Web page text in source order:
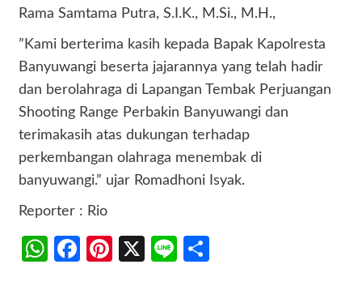
Rama Samtama Putra, S.I.K., M.Si., M.H.,
​”Kami berterima kasih kepada Bapak Kapolresta
Banyuwangi beserta jajarannya yang telah hadir
dan berolahraga di Lapangan Tembak Perjuangan
Shooting Range Perbakin Banyuwangi dan
terimakasih atas dukungan terhadap
perkembangan olahraga menembak di
banyuwangi.” ujar Romadhoni Isyak.
Reporter : Rio
WhatsApp
Facebook
Pinterest
X Line